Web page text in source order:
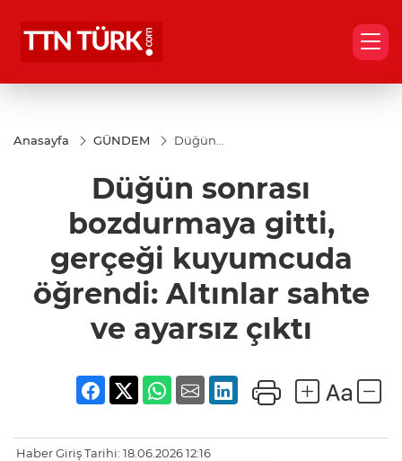
Anasayfa GÜNDEM
Düğün
gitti, gerçeği
kuyumcuda
Altınlar
sahte ve
ayarsız çıktı
Düğün sonrası
bozdurmaya gitti,
gerçeği kuyumcuda
öğrendi: Altınlar sahte
ve ayarsız çıktı
Haber Giriş Tarihi: 18.06.2026 12:16